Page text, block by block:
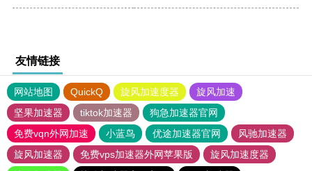
友情链接
网站地图 QuickQ 旋风加速度器
旋风加速
坚果加速器
tiktok加速器
狗急加速器官网
免费vqn外网加速
小蓝鸟 优途加速器官网
风驰加速器
旋风加速器
免费vps加速器外网苹果版
旋风加速度器